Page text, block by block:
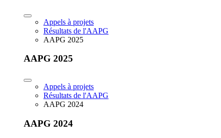
Appels à projets
Résultats de l'AAPG
AAPG 2025
AAPG 2025
Appels à projets
Résultats de l'AAPG
AAPG 2024
AAPG 2024